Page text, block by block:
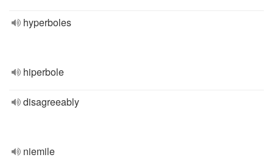
hyperboles
hiperbole
disagreeably
niemile